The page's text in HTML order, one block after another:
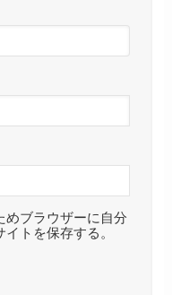
めブラウザーに自分
トを保存する。